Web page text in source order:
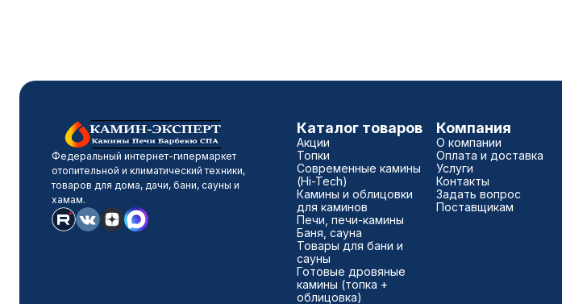
Федеральный интернет-гипермаркет
отопительной и климатический техники,
товаров для дома, дачи, бани, сауны и
хамам.
Каталог товаров
Акции
Топки
Современные камины
(Hi-Tech)
Камины и облицовки
для каминов
Печи, печи-камины
Баня, сауна
Товары для бани и
сауны
Готовые дровяные
камины (топка +
облицовка)
Компания
О компании
Оплата и доставка
Услуги
Контакты
Задать вопрос
Поставщикам